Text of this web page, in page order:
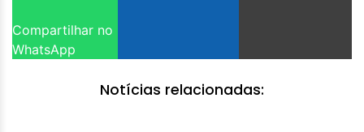
Compartilhar no
WhatsApp
Notícias relacionadas: